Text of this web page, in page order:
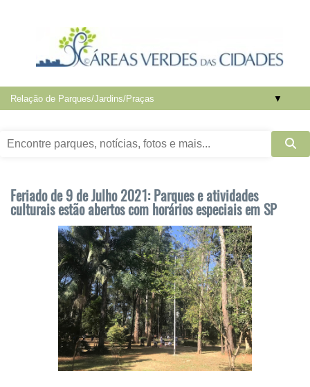
▼
Feriado de 9 de Julho 2021: Parques e atividades
culturais estão abertos com horários especiais em SP